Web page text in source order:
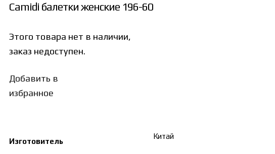
Camidi балетки женские 196-60
Этого товара нет в наличии,
заказ недоступен.
Добавить в
избранное
Изготовитель
Китай